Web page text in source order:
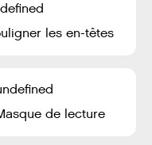
les en-têtes
de lecture